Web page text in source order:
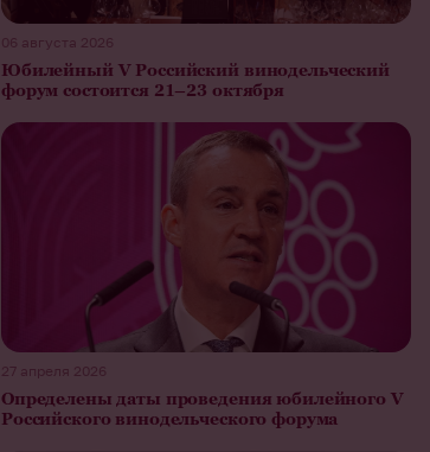
06 августа 2026
Юбилейный V Российский винодельческий
форум состоится 21–23 октября
27 апреля 2026
Определены даты проведения юбилейного V
Российского винодельческого форума